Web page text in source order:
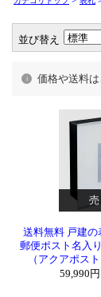
並び替え
価格や送料
送料無料 戸建の
郵便ポスト名入
（アクアポス
59,990円